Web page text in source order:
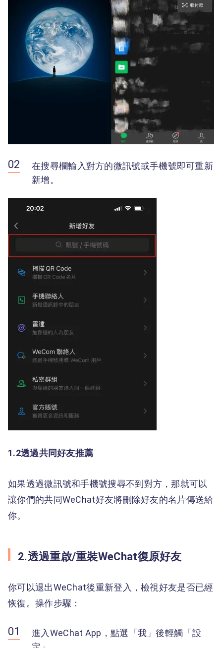
在搜尋欄輸入對方的微訊號或手機號即可重新
新增。
1.2透過共同好友推薦
如果透過微訊號和手機號搜尋不到對方，那就可以
讓你們的共同WeChat好友將刪除好友的名片傳送給
你。
2.透過重啟/重裝WeChat復原好友
你可以退出WeChat後重新登入，檢視好友是否已經
恢復。操作步驟：
進入WeChat App，點選「我」後輕觸「設